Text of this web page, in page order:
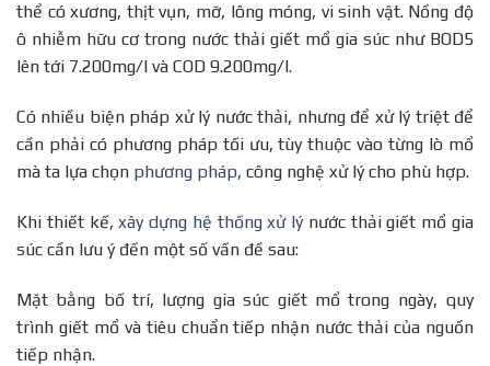
thể có xương, thịt vụn, mỡ, lông móng, vi sinh vật. Nồng độ
ô nhiễm hữu cơ trong nước thải giết mổ gia súc như BOD5
lên tới 7.200mg/l và COD 9.200mg/l.
Có nhiều biện pháp xử lý nước thải, nhưng để xử lý triệt để
cần phải có phương pháp tối ưu, tùy thuộc vào từng lò mổ
mà ta lựa chọn phương pháp, công nghệ xử lý cho phù hợp.
Khi thiết kế,xây dựng hệ thống xử lý nước thải giết mổ gia
súc cần lưu ý đến một số vấn đề sau:
Mặt bằng bố trí, lượng gia súc giết mổ trong ngày, quy
trình giết mổ và tiêu chuẩn tiếp nhận nước thải của nguồn
tiếp nhận.